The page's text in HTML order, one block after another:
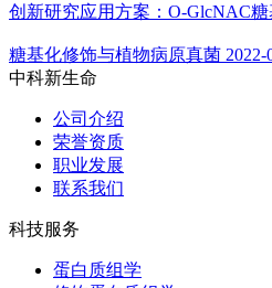
创新研究应用方案：O-GlcNAC
糖基化修饰与植物病原真菌 2022-
中科新生命
公司介绍
荣誉资质
职业发展
联系我们
科技服务
蛋白质组学